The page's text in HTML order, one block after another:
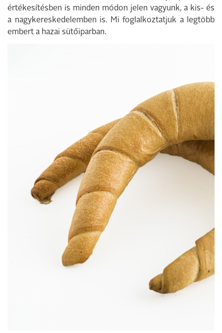
értékesítésben is minden módon jelen vagyunk, a kis- és
a nagykereskedelemben is. Mi foglalkoztatjuk a legtöbb
embert a hazai sütőiparban.